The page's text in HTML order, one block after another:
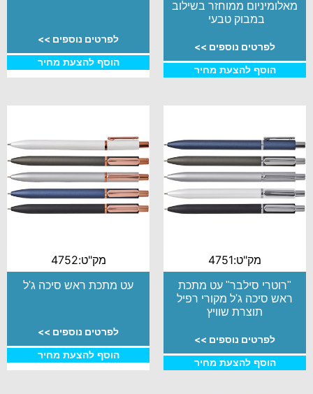
מאלומיניום ממוחזר בשילוב
במבוק טבעי
לפרטים נוספים >>
הוסף להצעת מחיר
לפרטים נוספים >>
הוסף להצעת מחיר
מק"ט:4751
"רוטרי סילבר" עט מתכת
ראש סיכה ג'ל מקורי רפיל
תוצרת שוויץ
לפרטים נוספים >>
הוסף להצעת מחיר
מק"ט:4752
עט מתכת ראש סיכה ג'ל
לפרטים נוספים >>
הוסף להצעת מחיר